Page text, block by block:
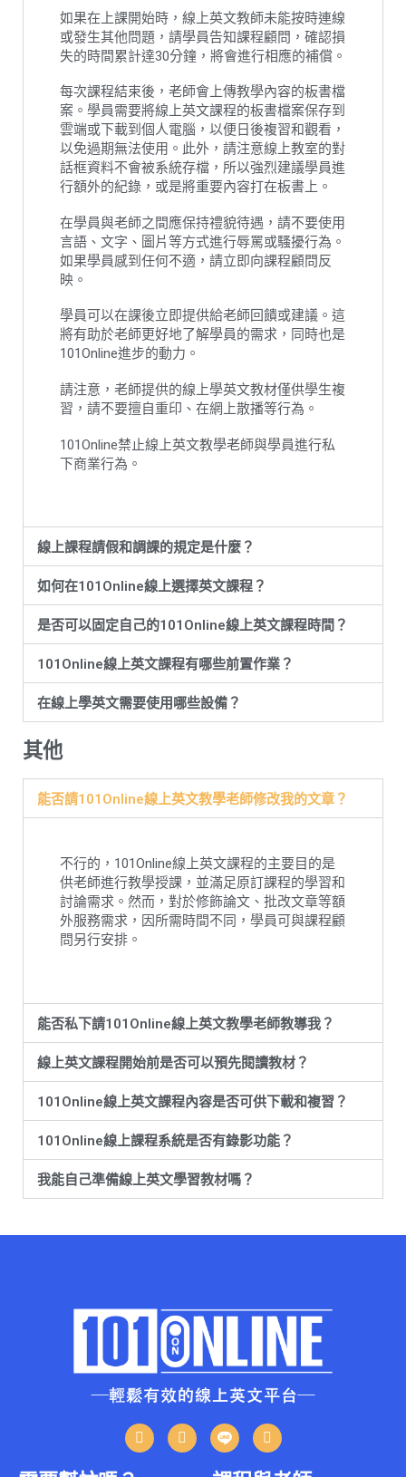
如果在上課開始時，線上英文教師未能按時連線
或發生其他問題，請學員告知課程顧問，確認損
失的時間累計達30分鐘，將會進行相應的補償。
每次課程結束後，老師會上傳教學內容的板書檔
案。學員需要將線上英文課程的板書檔案保存到
雲端或下載到個人電腦，以便日後複習和觀看，
以免過期無法使用。此外，請注意線上教室的對
話框資料不會被系統存檔，所以強烈建議學員進
行額外的紀錄，或是將重要內容打在板書上。
在學員與老師之間應保持禮貌待遇，請不要使用
言語、文字、圖片等方式進行辱罵或騷擾行為。
如果學員感到任何不適，請立即向課程顧問反
映。
學員可以在課後立即提供給老師回饋或建議。這
將有助於老師更好地了解學員的需求，同時也是
101Online進步的動力。
請注意，老師提供的線上學英文教材僅供學生複
習，請不要擅自重印、在網上散播等行為。
101Online禁止線上英文教學老師與學員進行私
下商業行為。
線上課程請假和調課的規定是什麼？
如何在101Online線上選擇英文課程？
是否可以固定自己的101Online線上英文課程時間？
101Online線上英文課程有哪些前置作業？
在線上學英文需要使用哪些設備？
其他
能否請101Online線上英文教學老師修改我的文章？
不行的，101Online線上英文課程的主要目的是
供老師進行教學授課，並滿足原訂課程的學習和
討論需求。然而，對於修飾論文、批改文章等額
外服務需求，因所需時間不同，學員可與課程顧
問另行安排。
能否私下請101Online線上英文教學老師教導我？
線上英文課程開始前是否可以預先閱讀教材？
101Online線上英文課程內容是否可供下載和複習？
101Online線上課程系統是否有錄影功能？
我能自己準備線上英文學習教材嗎？